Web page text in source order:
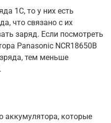
1C, то у них есть
что связано с их
заряд. Если посмотреть
Panasonic NCR18650B
тем меньше
аккумулятора, которые